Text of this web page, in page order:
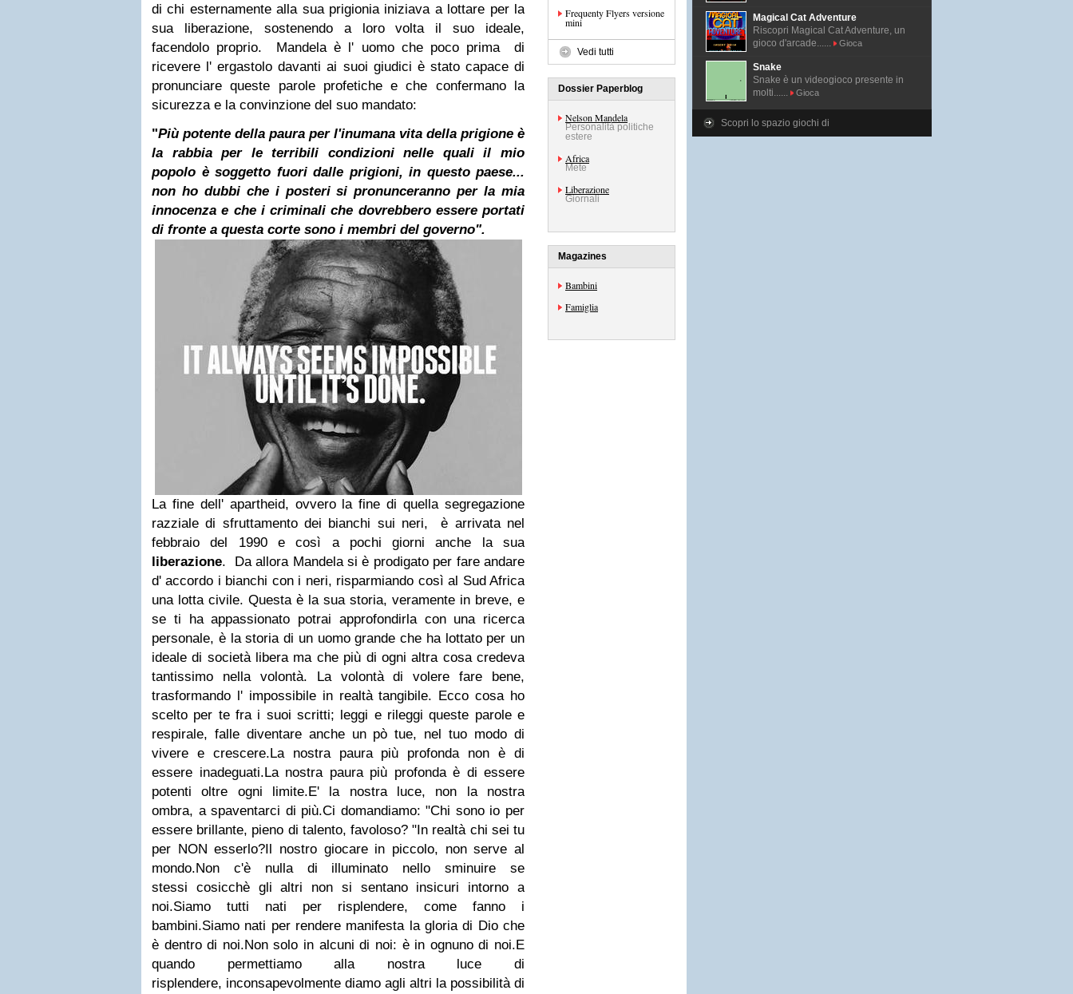
di chi esternamente alla sua prigionia iniziava a lottare per la
sua liberazione, sostenendo a loro volta il suo ideale,
facendolo proprio. Mandela è l' uomo che poco prima di
ricevere l' ergastolo davanti ai suoi giudici è stato capace di
pronunciare queste parole profetiche e che confermano la
sicurezza e la convinzione del suo mandato:
"Più potente della paura per l'inumana vita della prigione è
la rabbia per le terribili condizioni nelle quali il mio
popolo è soggetto fuori dalle prigioni, in questo paese...
non ho dubbi che i posteri si pronunceranno per la mia
innocenza e che i criminali che dovrebbero essere portati
di fronte a questa corte sono i membri del governo".
La fine dell' apartheid, ovvero la fine di quella segregazione
razziale di sfruttamento dei bianchi sui neri, è arrivata nel
febbraio del 1990 e così a pochi giorni anche la sua
liberazione. Da allora Mandela si è prodigato per fare andare
d' accordo i bianchi con i neri, risparmiando così al Sud Africa
una lotta civile. Questa è la sua storia, veramente in breve, e
se ti ha appassionato potrai approfondirla con una ricerca
personale, è la storia di un uomo grande che ha lottato per un
ideale di società libera ma che più di ogni altra cosa credeva
tantissimo nella volontà. La volontà di volere fare bene,
trasformando l' impossibile in realtà tangibile. Ecco cosa ho
scelto per te fra i suoi scritti; leggi e rileggi queste parole e
respirale, falle diventare anche un pò tue, nel tuo modo di
vivere e crescere.La nostra paura più profonda non è di
essere inadeguati.La nostra paura più profonda è di essere
potenti oltre ogni limite.E' la nostra luce, non la nostra
ombra, a spaventarci di più.Ci domandiamo:"Chi sono io per
essere brillante, pieno di talento, favoloso? "In realtà chi sei tu
per NON esserlo?Il nostro giocare in piccolo, non serve al
mondo.Non c'è nulla di illuminato nello sminuire se
stessi cosicchè gli altri non si sentano insicuri intorno a
noi.Siamo tutti nati per risplendere, come fanno i
bambini.Siamo nati per rendere manifesta la gloria di Dio che
è dentro di noi.Non solo in alcuni di noi: è in ognuno di noi.E
quando permettiamo alla nostra luce di
risplendere, inconsapevolmente diamo agli altri la possibilità di
Frequenty Flyers versione
mini
Vedi tutti
Dossier Paperblog
Nelson Mandela
Personalità politiche
estere
Africa
Mete
Liberazione
Giornali
Magazines
Bambini
Famiglia
Magical Cat Adventure
Riscopri Magical Cat Adventure, un
gioco d'arcade......
Gioca
Snake
Snake è un videogioco presente in
molti......
Gioca
Scopri lo spazio giochi di